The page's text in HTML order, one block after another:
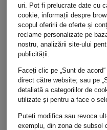
uri. Pot fi prelucrate date cu
cookie, informații despre
scopul oferirii de oferte și
reclame personalizate pe
nostru, analizării site-ului
publicității.
Faceți clic pe „Sunt de
direct către website; sau pe
detaliată a categoriilor de
utilizate și pentru a face o
Puteți modifica sau revoca
exemplu, din zona de subsol